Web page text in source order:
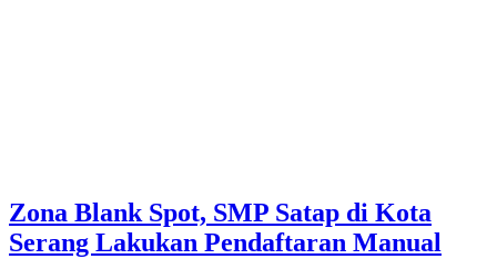
Zona Blank Spot, SMP Satap di Kota
Serang Lakukan Pendaftaran Manual